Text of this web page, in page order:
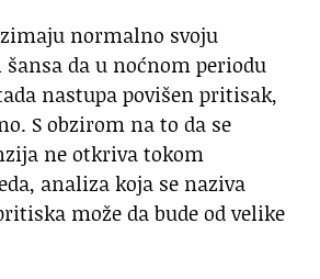
normalno svoju
da u noćnom periodu
nastupa povišen pritisak,
S obzirom na to da se
ne otkriva tokom
analiza koja se naziva
može da bude od velike